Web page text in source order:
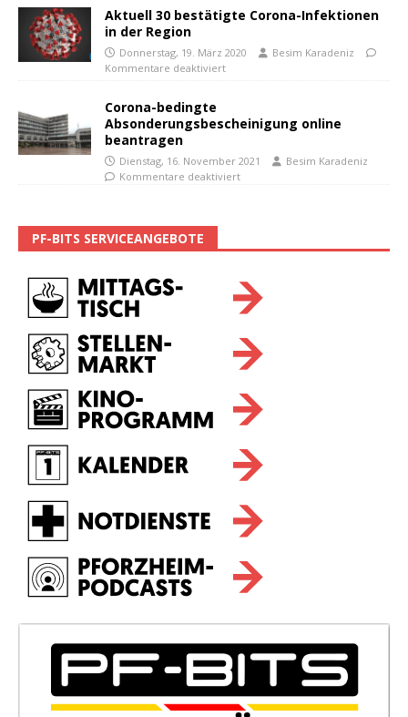
Aktuell 30 bestätigte Corona-Infektionen
in der Region
Donnerstag, 19. März 2020
Besim Karadeniz
Kommentare deaktiviert
Corona-bedingte
Absonderungsbescheinigung online
beantragen
Dienstag, 16. November 2021
Besim Karadeniz
Kommentare deaktiviert
PF-BITS SERVICEANGEBOTE